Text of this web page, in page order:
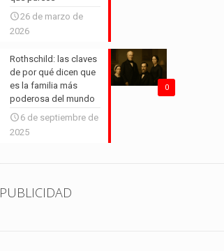
26 de marzo de
2026
0
Rothschild: las claves
de por qué dicen que
es la familia más
poderosa del mundo
6 de septiembre de
2025
PUBLICIDAD